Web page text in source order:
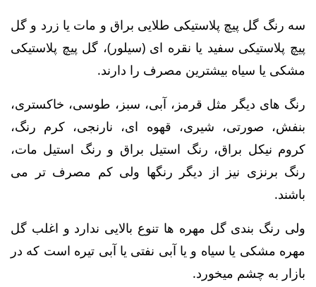
سه رنگ گل پیچ پلاستیکی طلایی براق و مات یا زرد و گل
پیچ پلاستیکی سفید یا نقره ای (سیلور)، گل پیچ پلاستیکی
مشکی یا سیاه بیشترین مصرف را دارند.
رنگ های دیگر مثل قرمز، آبی، سبز، طوسی، خاکستری،
بنفش، صورتی، شیری، قهوه ای، نارنجی، کرم رنگ،
کروم نیکل براق، رنگ استیل براق و رنگ استیل مات،
رنگ برنزی نیز از دیگر رنگها ولی کم مصرف تر می
باشند.
ولی رنگ بندی گل مهره ها تنوع بالایی ندارد و اغلب گل
مهره مشکی یا سیاه و یا آبی نفتی یا آبی تیره است که در
بازار به چشم میخورد.